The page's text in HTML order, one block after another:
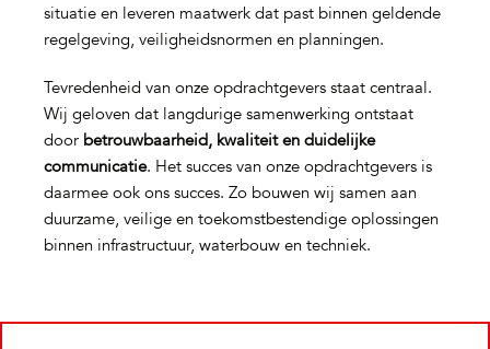
situatie en leveren maatwerk dat past binnen geldende
regelgeving, veiligheidsnormen en planningen.
Tevredenheid van onze opdrachtgevers staat centraal.
Wij geloven dat langdurige samenwerking ontstaat
door betrouwbaarheid, kwaliteit en duidelijke
communicatie. Het succes van onze opdrachtgevers is
daarmee ook ons succes. Zo bouwen wij samen aan
duurzame, veilige en toekomstbestendige oplossingen
binnen infrastructuur, waterbouw en techniek.